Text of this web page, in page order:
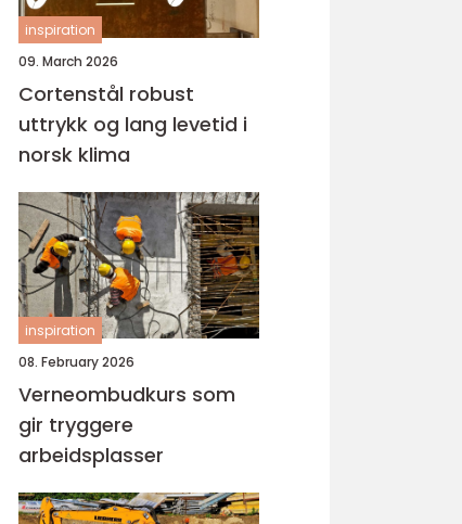
inspiration
09. March 2026
Cortenstål robust
uttrykk og lang levetid i
norsk klima
inspiration
08. February 2026
Verneombudkurs som
gir tryggere
arbeidsplasser